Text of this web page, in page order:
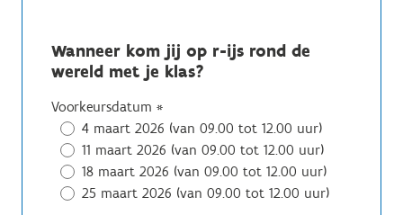
Wanneer kom jij op r-ijs rond de
wereld met je klas?
Voorkeursdatum *
4 maart 2026 (van 09.00 tot 12.00 uur)
11 maart 2026 (van 09.00 tot 12.00 uur)
18 maart 2026 (van 09.00 tot 12.00 uur)
25 maart 2026 (van 09.00 tot 12.00 uur)